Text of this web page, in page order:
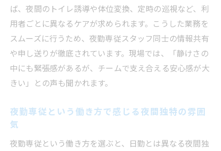
ば、夜間のトイレ誘導や体位変換、定時の巡視など、利
用者ごとに異なるケアが求められます。こうした業務を
スムーズに行うため、夜勤専従スタッフ同士の情報共有
や申し送りが徹底されています。現場では、「静けさの
中にも緊張感があるが、チームで支え合える安心感が大
きい」との声も聞かれます。
夜勤専従という働き方で感じる夜間独特の雰囲
気
夜勤専従という働き方を選ぶと、日勤とは異なる夜間独